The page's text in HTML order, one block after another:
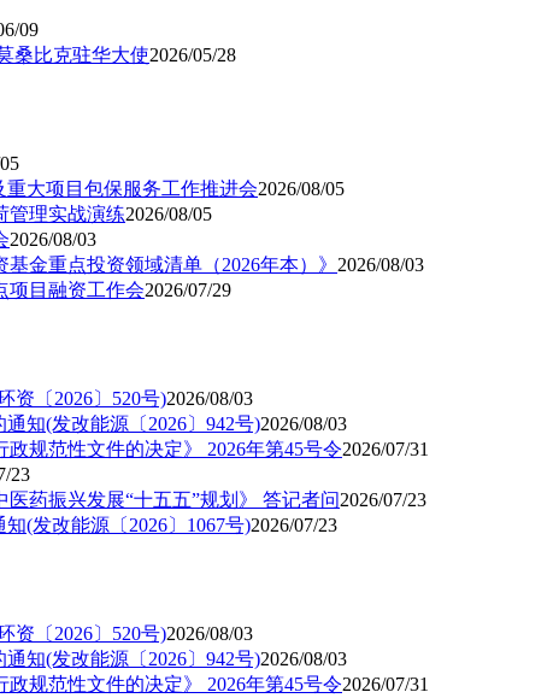
09
桑比克驻华大使2026/05/28
大项目包保服务工作推进会2026/08/05
管理实战演练2026/08/05
2026/08/03
金重点投资领域清单（2026年本）》 2026/08/03
项目融资工作会2026/07/29
资〔2026〕520号)2026/08/03
知(发改能源〔2026〕942号)2026/08/03
行政规范性文件的决定》 2026年第45号令2026/07/31
23
医药振兴发展“十五五”规划》 答记者问2026/07/23
(发改能源〔2026〕1067号)2026/07/23
资〔2026〕520号)2026/08/03
知(发改能源〔2026〕942号)2026/08/03
政规范性文件的决定》 2026年第45号令2026/07/31